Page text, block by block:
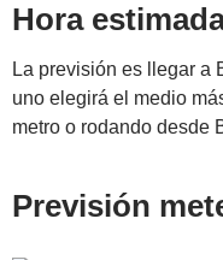
Hora
La previsión es llegar a
uno elegirá el medio
metro o rodando desde
Previsión